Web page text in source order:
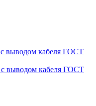
выводом кабеля ГОСТ
выводом кабеля ГОСТ